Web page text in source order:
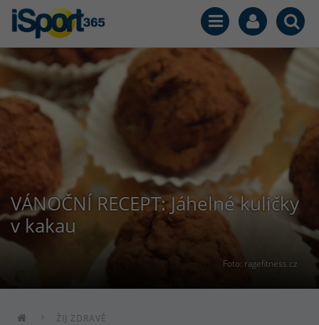
Foto: ragefitness.cz
VÁNOČNÍ RECEPT: Jáhelné kuličky
v kakau
ŽIJ ZDRAVĚ